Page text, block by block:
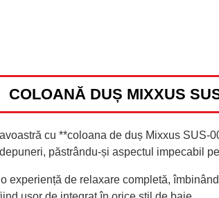
COLOANĂ DUȘ MIXXUS
cu **coloana de duș Mixxus
păstrându-și aspectul impecabil
experiență de relaxare completă,